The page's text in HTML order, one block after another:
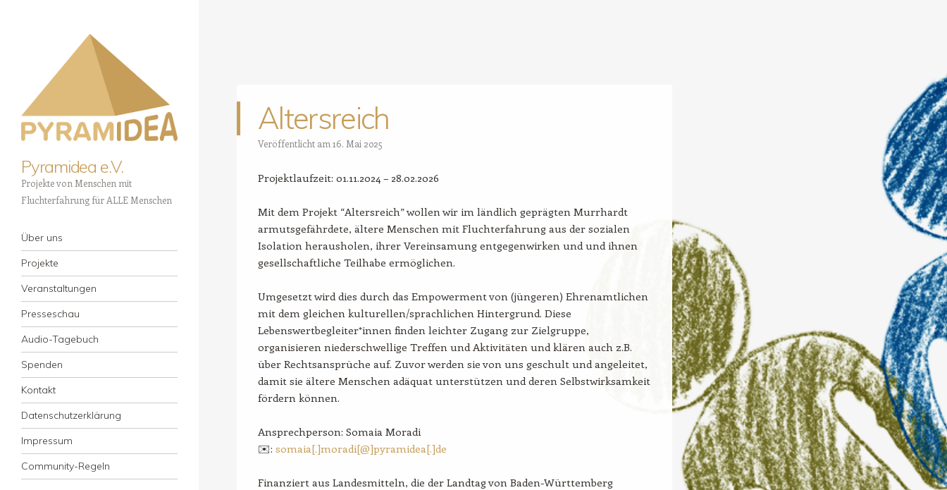
Pyramidea e.V.
Projekte von Menschen mit
Fluchterfahrung für ALLE Menschen
Menü
Zum Inhalt springen
Über uns
Projekte
Veranstaltungen
Presseschau
Audio-Tagebuch
Spenden
Kontakt
Datenschutzerklärung
Impressum
Community-Regeln
Altersreich
Veröffentlicht am 16. Mai 2025
Projektlaufzeit: 01.11.2024 – 28.02.2026
Mit dem Projekt “Altersreich” wollen wir im ländlich geprägten Murrhardt
armutsgefährdete, ältere Menschen mit Fluchterfahrung aus der sozialen
Isolation herausholen, ihrer Vereinsamung entgegenwirken und und ihnen
gesellschaftliche Teilhabe ermöglichen.
Umgesetzt wird dies durch das Empowerment von (jüngeren) Ehrenamtlichen
mit dem gleichen kulturellen/sprachlichen Hintergrund. Diese
Lebenswertbegleiter*innen finden leichter Zugang zur Zielgruppe,
organisieren niederschwellige Treffen und Aktivitäten und klären auch z.B.
über Rechtsansprüche auf. Zuvor werden sie von uns geschult und angeleitet,
damit sie ältere Menschen adäquat unterstützen und deren Selbstwirksamkeit
fördern können.
Ansprechperson: Somaia Moradi
✉️: somaia[.]moradi[@]pyramidea[.]de
Finanziert aus Landesmitteln, die der Landtag von Baden-Württemberg